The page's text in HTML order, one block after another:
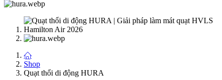
Shop
Quạt thổi di động HURA